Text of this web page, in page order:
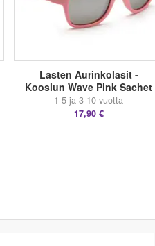
Lasten Aurinkolasit -
Kooslun Wave Pink Sachet
1-5 ja 3-10 vuotta
17,90 €